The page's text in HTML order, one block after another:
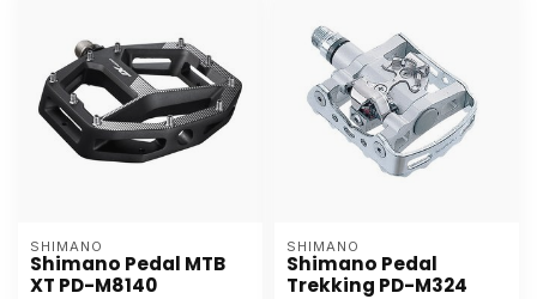
SHIMANO
Shimano Pedal MTB
XT PD-M8140
SHIMANO
Shimano Pedal
Trekking PD-M324